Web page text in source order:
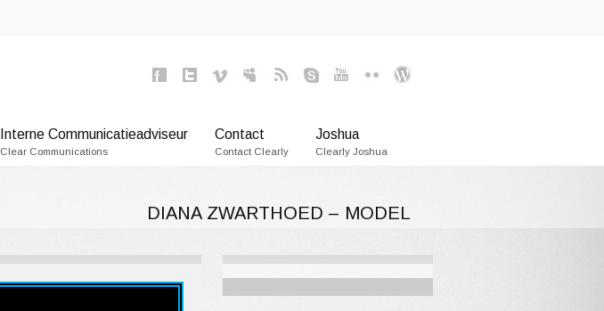
Interne Communicatieadviseur
Clear Communications
Contact
Contact Clearly
Joshua
Clearly Joshua
DIANA ZWARTHOED – MODEL